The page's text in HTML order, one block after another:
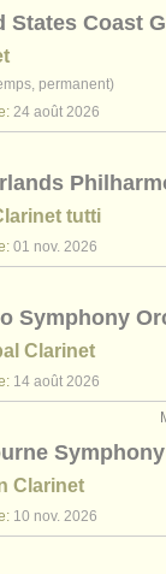
States Coast
permanent)
24 août 2026
tutti
01 nov. 2026
Symphony
Clarinet
14 août 2026
Clarinet
10 nov. 2026